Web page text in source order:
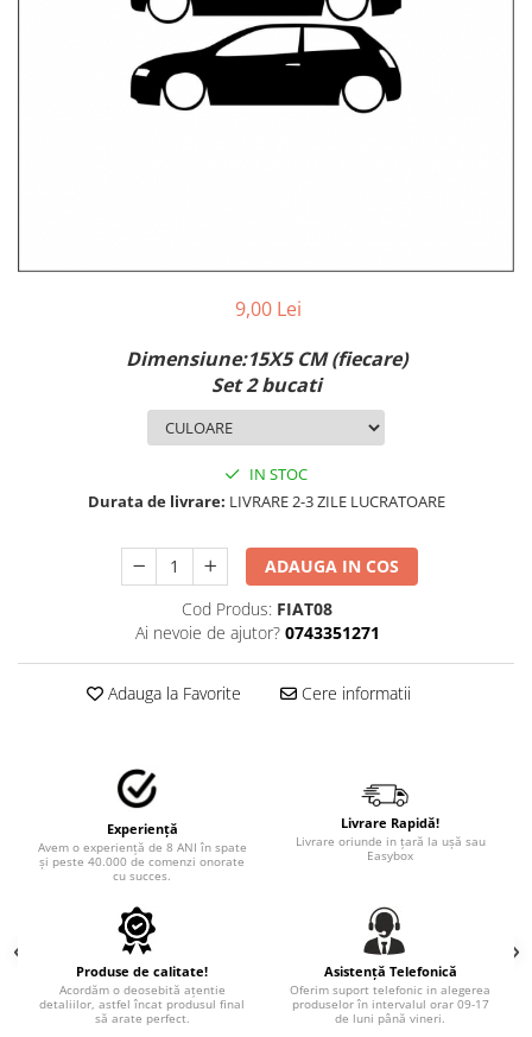
VOLVO
STICKERE PARBRIZ
STICKERE STALPI SI GEAM MIC
STICKERE MARI
STICKERE CAMIOANE
IVECO
VOLVO CAMIOANE
STICKERE MOTO/ATV
18+ STICKER
4X4/OFF ROAD STICKER
BABY ON BOARD
CAR AUDIO
DIVERSE
9,00 Lei
Dimensiune:15X5 CM (fiecare)
Set 2 bucati
IN STOC
Durata de livrare: LIVRARE 2-3 ZILE LUCRATOARE
ADAUGA IN COS
Cod Produs: FIAT08
Ai nevoie de ajutor? 0743351271
Adauga la Favorite Cere informatii
Experiență
Avem o experiență de 8 ANI în spate
și peste 40.000 de comenzi onorate
cu succes.
Livrare Rapidă!
Livrare oriunde in țară la ușă sau
Easybox
Produse de calitate!
Acordăm o deosebită ațentie
detaliilor, astfel încat produsul final
să arate perfect.
Asistență Telefonică
Oferim suport telefonic in alegerea
produselor în intervalul orar 09-17
de luni până vineri.